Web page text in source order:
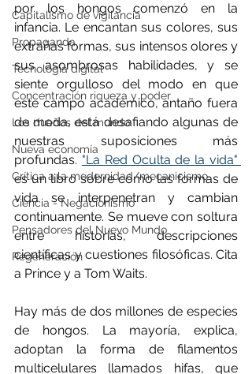
Capitalismo de vigilancia
Propaganda
Tecnología digital
Concentración riqueza y poder
Los dueños del mundo
Nueva economía
Crítica a la modernidad/mecanicismo
Ciencia - Negacionismo
Pensadores del Nuevo Mundo
Regeneración
por los hongos comenzó en la
infancia. Le encantan sus colores, sus
extrañas formas, sus intensos olores y
sus asombrosas habilidades, y se
siente orgulloso del modo en que
este campo académico, antaño fuera
de moda, está desafiando algunas de
nuestras suposiciones más
profundas.
es un libro sobre cómo las formas de
vida se interpenetran y cambian
continuamente. Se mueve con soltura
entre historias, descripciones
científicas y cuestiones filosóficas. Cita
a Prince y a Tom Waits.
Hay más de dos millones de especies
de hongos. La mayoría, explica,
adoptan la forma de filamentos
multicelulares llamados hifas, que